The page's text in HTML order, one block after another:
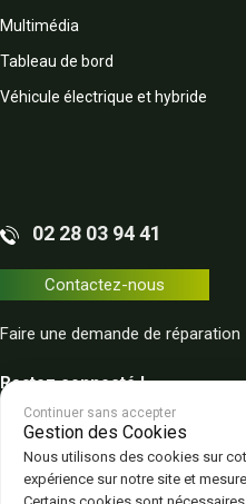
Multimédia
Tableau de bord
Véhicule électrique et hybride
02 28 03 94 41
Contactez-nous
Faire une demande de réparation
Restez connecté !
Continuer sans accepter
Gestion des Cookies
Nous utilisons des cookies sur
expérience sur notre site et